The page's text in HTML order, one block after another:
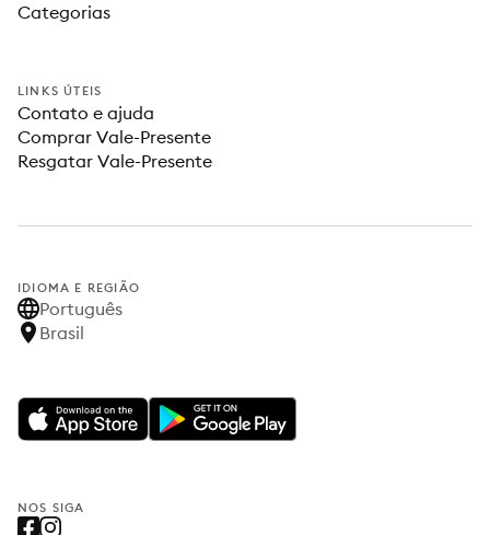
Categorias
LINKS ÚTEIS
Contato e ajuda
Comprar Vale-Presente
Resgatar Vale-Presente
IDIOMA E REGIÃO
Português
Brasil
NOS SIGA